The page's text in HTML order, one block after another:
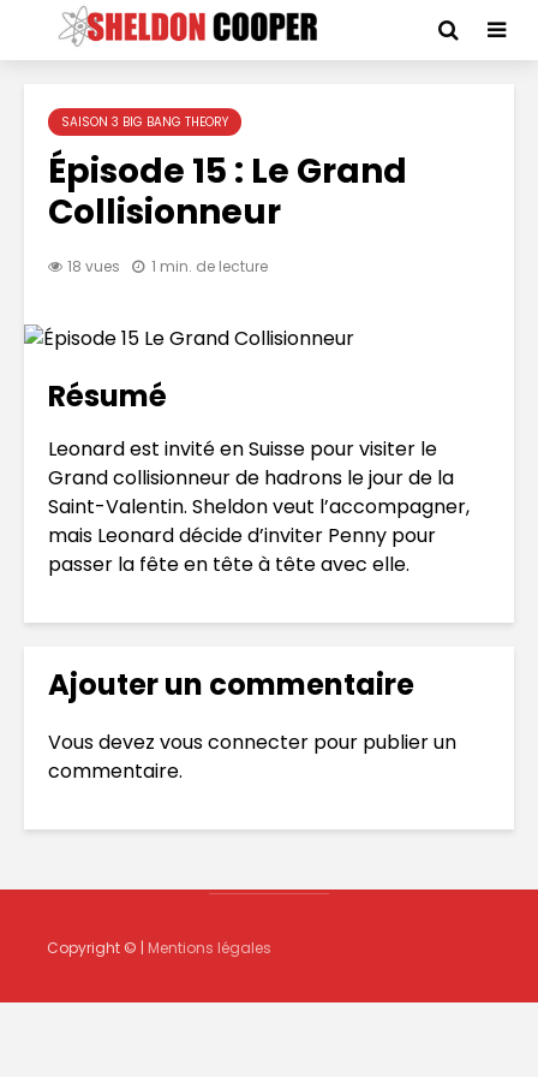
SAISON 3 BIG BANG THEORY
Épisode 15 : Le Grand
Collisionneur
18 vues 1 min. de lecture
Résumé
Leonard est invité en Suisse pour visiter le
Grand collisionneur de hadrons le jour de la
Saint-Valentin. Sheldon veut l’accompagner,
mais Leonard décide d’inviter Penny pour
passer la fête en tête à tête avec elle.
Ajouter un commentaire
Vous devez vous connecter pour publier un
commentaire.
Copyright © | Mentions légales